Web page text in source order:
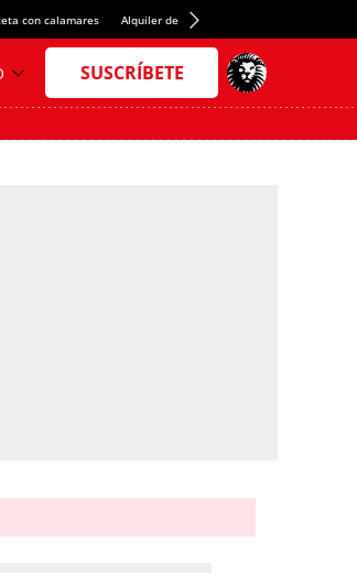
con calamares Alquiler de habitaciones en España